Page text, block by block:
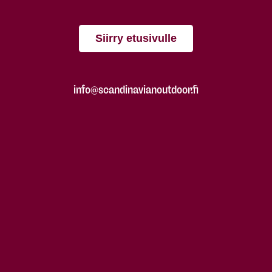
Siirry etusivulle
info@scandinavianoutdoor.fi